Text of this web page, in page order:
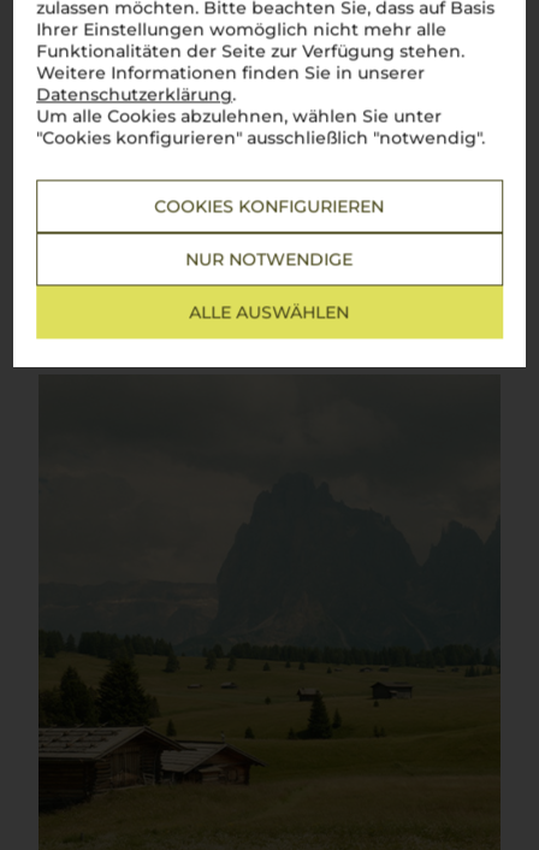
zulassen möchten. Bitte beachten Sie, dass auf Basis
Ihrer Einstellungen womöglich nicht mehr alle
Funktionalitäten der Seite zur Verfügung stehen.
Weitere Informationen finden Sie in unserer
Datenschutzerklärung.
Um alle Cookies abzulehnen, wählen Sie unter
"Cookies konfigurieren" ausschließlich "notwendig".
COOKIES KONFIGURIEREN
NUR NOTWENDIGE
ALLE AUSWÄHLEN
Trentino
Die alpine Weinregion Italiens mit nordischem Charme
Trentino, wo die majestätischen Alpen auf das malerische
Etschtal treffen, bietet nicht nur beeindruckende
Landschaften, sondern auch Weine von bemerkenswerter
Castelli, istTrentinoeine Region, in der die Reben auf
mineralreichem Boden unter perfekten klimatischen
und Hingabe gekeltert. Ob ein frischer
oder der kräftige Marzemino – in jedem Glas spürt man die
alpine Frische und die Leidenschaft der Winzer.
Mehr Weine aus Trentino